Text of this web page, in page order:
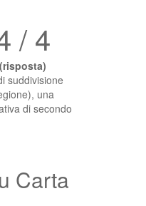
/ 4
suddivisione
una
di secondo
Carta